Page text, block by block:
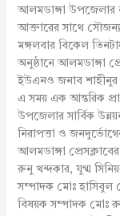
আলমডাঙ্গা উপজেলার
আক্তারের সাথে
মঙ্গলবার বিকেল
অনুষ্ঠানে আলমডাঙ্গা
ইউএনও জনাব
এ সময় এক আন্তরিক
উপজেলার সার্বিক
নিরাপত্তা ও
আলমডাঙ্গা
রুনু খন্দকার, যুগ্ম
সম্পাদক মোঃ হাসিবুল
বিষয়ক সম্পাদক মোঃ